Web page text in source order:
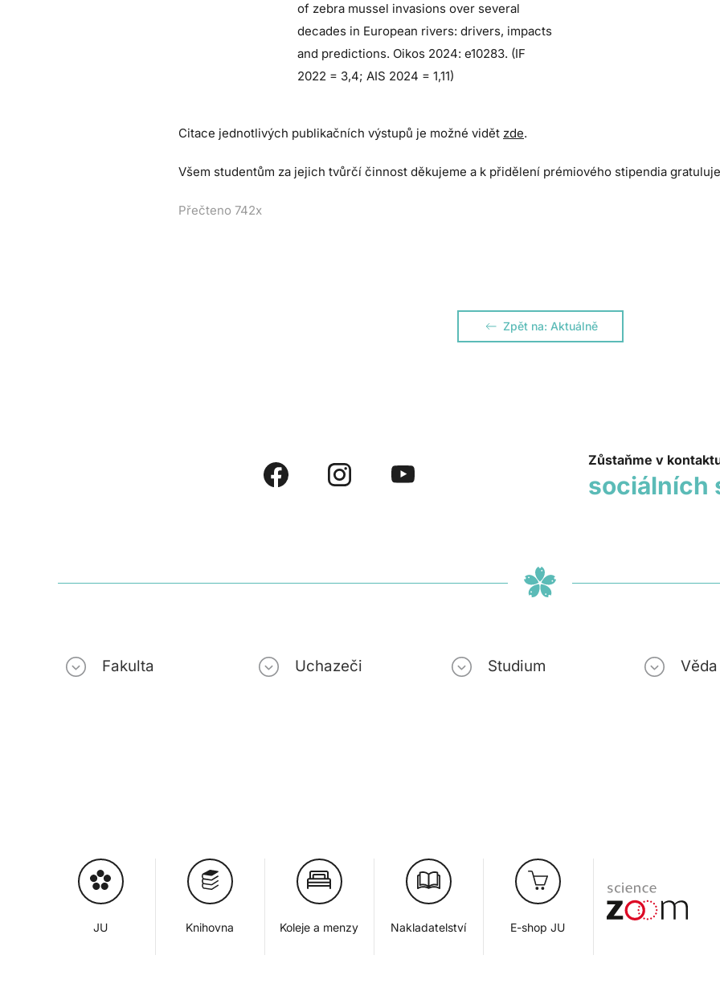
of zebra mussel invasions over several
decades in European rivers: drivers, impacts
and predictions. Oikos 2024: e10283. (IF
2022 = 3,4; AIS 2024 = 1,11)
Citace jednotlivých publikačních výstupů je možné vidět zde.
Všem studentům za jejich tvůrčí činnost děkujeme a k přidělení prémiového stipendia
Přečteno 742x
Zpět na: Aktuálně
Zůstaňme v
sociálních
Fakulta Uchazeči Studium
JU Knihovna Koleje a menzy Nakladatelství E-shop JU